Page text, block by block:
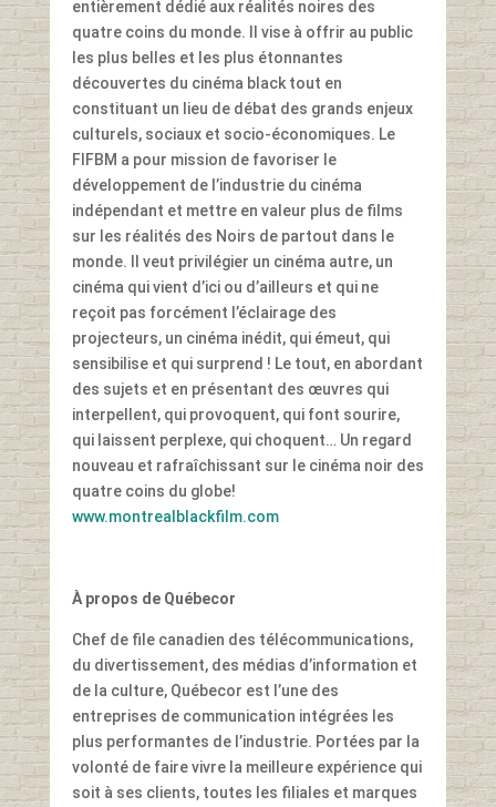
entièrement dédié aux réalités noires des
quatre coins du monde. Il vise à offrir au public
les plus belles et les plus étonnantes
découvertes du cinéma black tout en
constituant un lieu de débat des grands enjeux
culturels, sociaux et socio-économiques. Le
FIFBM a pour mission de favoriser le
développement de l’industrie du cinéma
indépendant et mettre en valeur plus de films
sur les réalités des Noirs de partout dans le
monde. Il veut privilégier un cinéma autre, un
cinéma qui vient d’ici ou d’ailleurs et qui ne
reçoit pas forcément l’éclairage des
projecteurs, un cinéma inédit, qui émeut, qui
sensibilise et qui surprend ! Le tout, en abordant
des sujets et en présentant des œuvres qui
interpellent, qui provoquent, qui font sourire,
qui laissent perplexe, qui choquent… Un regard
nouveau et rafraîchissant sur le cinéma noir des
quatre coins du globe!
www.montrealblackfilm.com
À propos de Québecor
Chef de file canadien des télécommunications,
du divertissement, des médias d’information et
de la culture, Québecor est l’une des
entreprises de communication intégrées les
plus performantes de l’industrie. Portées par la
volonté de faire vivre la meilleure expérience qui
soit à ses clients, toutes les filiales et marques